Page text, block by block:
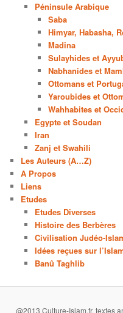
Péninsule Arabique
Saba
Himyar, Habasha,
Madina
Sulayhides et
Nabhanides et
Ottomans et
Yaroubides et
Wahhabites et
Egypte et Soudan
Iran
Zanj et Swahili
Les Auteurs (A…Z)
A Propos
Liens
Etudes
Etudes Diverses
Histoire des Berbères
Civilisation Judéo-
Idées reçues sur
Banû Taghlib
@2013 Culture-Islam.fr, textes